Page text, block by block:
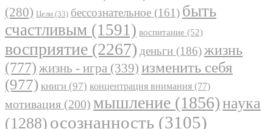
(280) Цели (33) бессознательное (161) быть
счастливым (1591) воспитание (52)
восприятие (2267) деньги (186)жизнь
(777) жизнь - игра (339) изменить себя
(977) книги (97) концентрация внимания (77)
мотивация (200) мышление (1856)наука
(1288) осознанность (3105)